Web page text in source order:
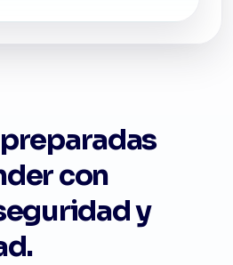
con
y